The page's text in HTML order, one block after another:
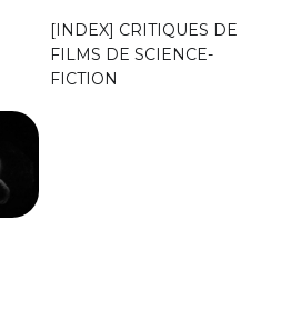
[INDEX] CRITIQUES DE
FILMS DE SCIENCE-
FICTION